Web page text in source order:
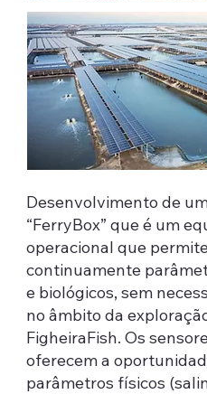
Desenvolvimento de
“FerryBox” que é um
operacional que
continuamente
e biológicos, sem
no âmbito da
FigheiraFish. Os
oferecem a
parâmetros físicos